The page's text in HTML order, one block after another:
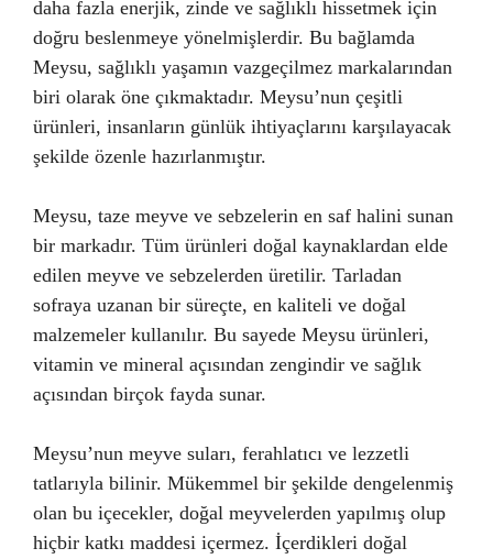
daha fazla enerjik, zinde ve sağlıklı hissetmek için
doğru beslenmeye yönelmişlerdir. Bu bağlamda
Meysu, sağlıklı yaşamın vazgeçilmez markalarından
biri olarak öne çıkmaktadır. Meysu’nun çeşitli
ürünleri, insanların günlük ihtiyaçlarını karşılayacak
şekilde özenle hazırlanmıştır.
Meysu, taze meyve ve sebzelerin en saf halini sunan
bir markadır. Tüm ürünleri doğal kaynaklardan elde
edilen meyve ve sebzelerden üretilir. Tarladan
sofraya uzanan bir süreçte, en kaliteli ve doğal
malzemeler kullanılır. Bu sayede Meysu ürünleri,
vitamin ve mineral açısından zengindir ve sağlık
açısından birçok fayda sunar.
Meysu’nun meyve suları, ferahlatıcı ve lezzetli
tatlarıyla bilinir. Mükemmel bir şekilde dengelenmiş
olan bu içecekler, doğal meyvelerden yapılmış olup
hiçbir katkı maddesi içermez. İçerdikleri doğal